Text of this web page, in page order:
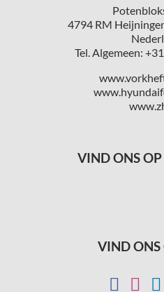
4794 RM
Tel. Algemeen:
VIND ONS
VIND